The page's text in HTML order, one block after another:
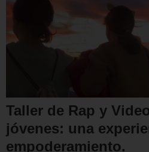
Taller de Rap y
jóvenes: una
empoderamiento.